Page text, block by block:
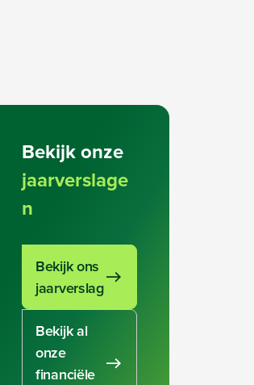
Bekijk onze
jaarverslage
n
Bekijk ons
jaarverslag
Bekijk al
onze
financiële